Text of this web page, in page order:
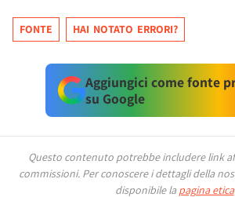
FONTE HAI NOTATO ERRORI?
Aggiungici come fonte
su Google
Questo contenuto potrebbe includere link
commissioni. Per conoscere i dettagli della
disponibile la pagina etica